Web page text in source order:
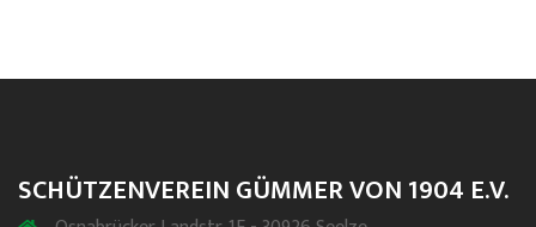
SCHÜTZENVEREIN GÜMMER VON 1904 E.V.